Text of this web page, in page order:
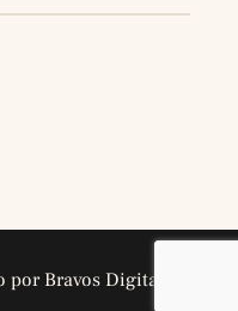
Bravos Digitais.